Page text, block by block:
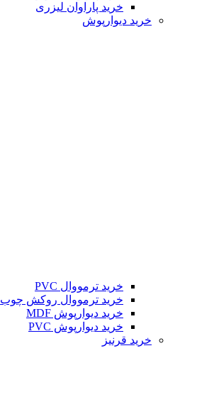
خرید پاراوان لیزری
خرید دیوارپوش
خرید ترمووال PVC
خرید ترمووال روکش چوب
خرید دیوارپوش MDF
خرید دیوارپوش PVC
خرید قرنیز